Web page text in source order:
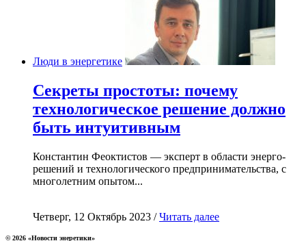
Люди в энергетике
Секреты простоты: почему
технологическое решение должно
быть интуитивным
Константин Феоктистов — эксперт в области энерго-
решений и технологического предпринимательства, с
многолетним опытом...
Четверг, 12 Октябрь 2023 /Читать далее
© 2026 «Новости энеретики»